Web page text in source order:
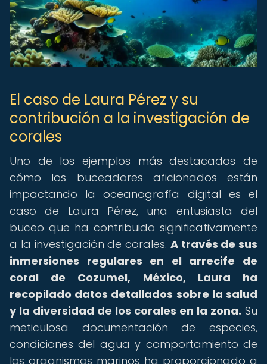
El caso de Laura Pérez y su
contribución a la investigación de
corales
Uno de los ejemplos más destacados de
cómo los buceadores aficionados están
impactando la oceanografía digital es el
caso de Laura Pérez, una entusiasta del
buceo que ha contribuido significativamente
a la investigación de corales. A través de sus
inmersiones regulares en el arrecife de
coral de Cozumel, México, Laura ha
recopilado datos detallados sobre la salud
y la diversidad de los corales en la zona. Su
meticulosa documentación de especies,
condiciones del agua y comportamiento de
los organismos marinos ha proporcionado a